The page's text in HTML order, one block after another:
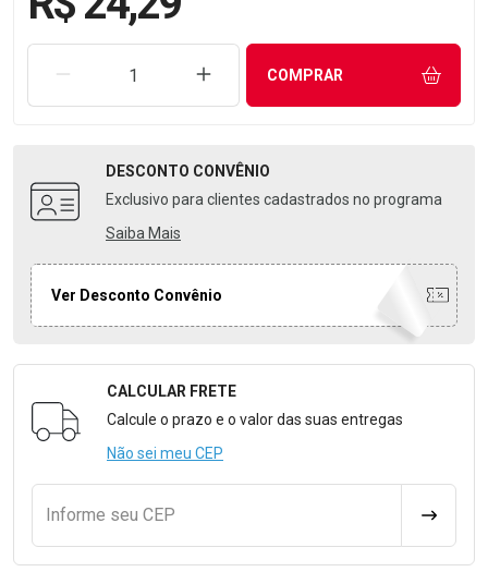
REMOVER UMA UNIDADEAUMENTAR UMA UNIDADE
COMPRAR
DESCONTO CONVÊNIO
Exclusivo para clientes cadastrados no programa
Saiba Mais
Ver Desconto Convênio
Formulário para Calcular o Frete
CALCULAR FRETE
Calcule o prazo e o valor das suas entregas
Não sei meu CEP
Informe seu CEP